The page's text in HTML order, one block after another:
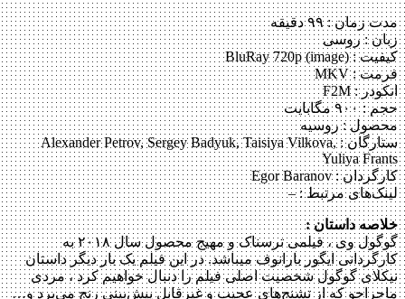
مدت زمان : ۹۹ دقیقه
زبان : روسی
کیفیت : BluRay 720p (image)
فرمت : MKV
انکودر : F2M
حجم : ۹۰۰ مگابایت
محصول : روسیه
ستارگان :Alexander Petrov, Sergey Badyuk, Taisiya Vilkova,
Yuliya Frants
کارگردان :Egor Baranov
لینک‌های مرتبط :–
خلاصه داستان :
گوگول وی ، فیلمی ترسناک و مهیج محصول سال ۲۰۱۸ به
کارگردانی ایگور بارانوف ‎می‎باشد. در این فیلم یک بار دیگر داستان
نیکلای گوگول شخصیت اصلی فیلم را دنبال خواهیم کرد ، مردی
ماجراجو که از تشنج‌های عجیب و غیرقابل پیش‌بینی رنج می‌برد و…